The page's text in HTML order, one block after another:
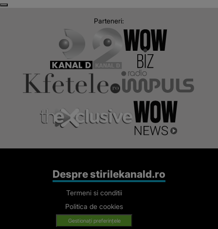
Parteneri:
Despre stirilekanald.ro
Termeni si conditii
Politica de cookies
Gestionați preferințele